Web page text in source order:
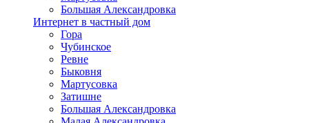
Большая Александровка
Интернет в частный дом
Гора
Чубинское
Ревне
Быковня
Мартусовка
Затишне
Большая Александровка